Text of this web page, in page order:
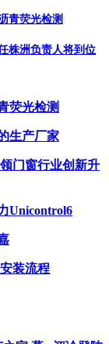
青荧光检测
株洲负责人将到位
荧光检测
生产厂家
门窗行业创新升
Unicontrol6
装流程